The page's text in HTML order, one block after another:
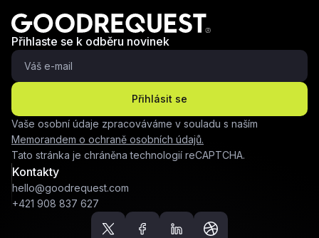
Přihlaste se k odběru novinek
Přihlásit se
Vaše osobní údaje zpracováváme v souladu s naším
Memorandem o ochraně osobních údajů.
Tato stránka je chráněna technologií reCAPTCHA.
Kontakty
hello@goodrequest.com
+421 908 837 627